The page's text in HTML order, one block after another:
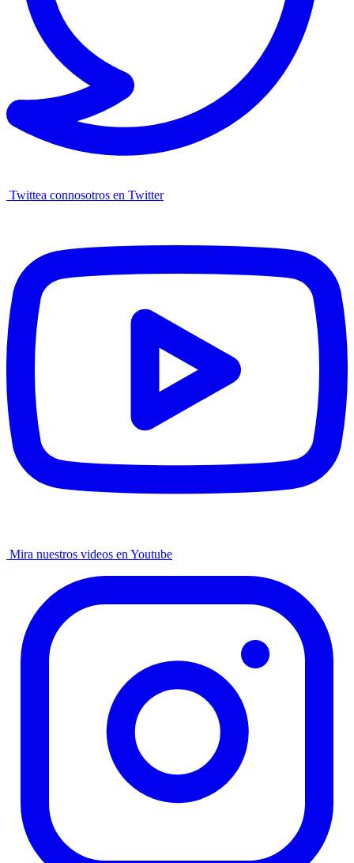
Twittea connosotros en Twitter
Mira nuestros videos en Youtube